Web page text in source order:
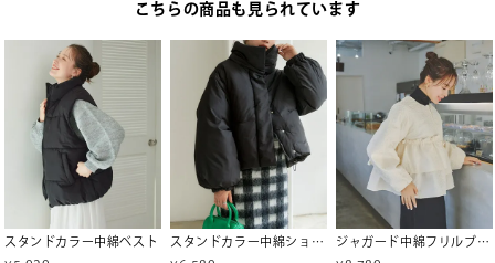
こちらの商品も見られています
スタンドカラー中綿ベスト スタンドカラー中綿ショートコート ジャガード中綿フリルブルゾン